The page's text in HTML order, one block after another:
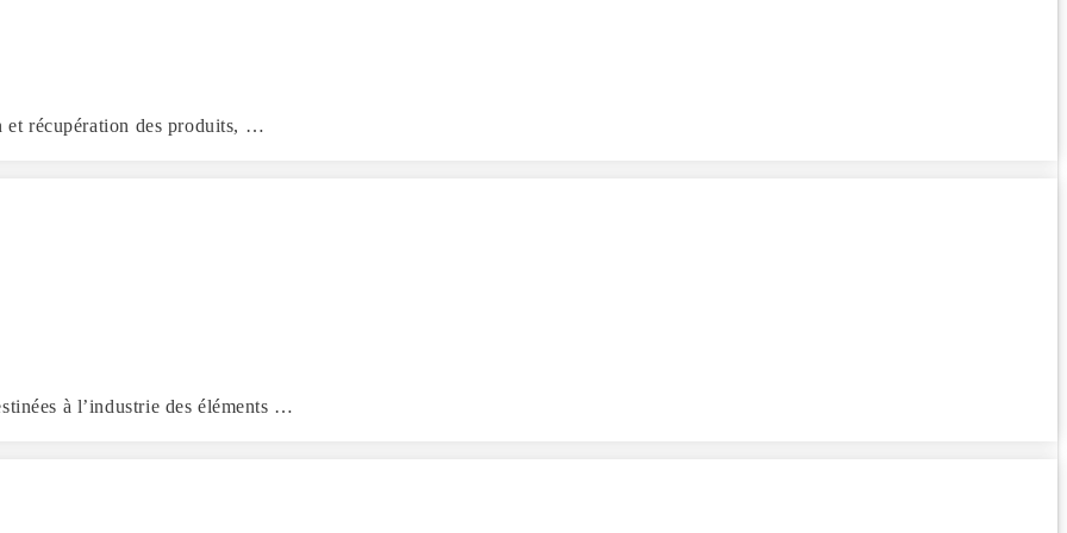
et récupération des produits, …
à l’industrie des éléments …